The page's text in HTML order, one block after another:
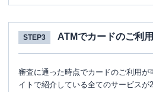
STEP3 ATMでカードのご利用
審査に通った時点でカードのご利用が
イトで紹介している全てのサービスが